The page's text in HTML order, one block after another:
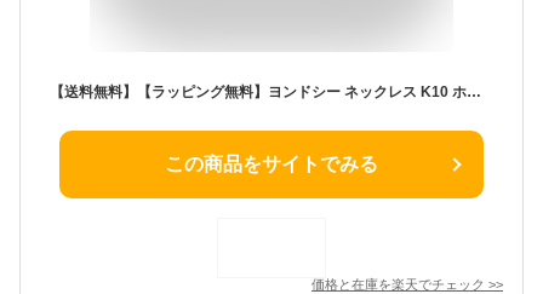
【送料無料】【ラッピング無料】ヨンドシー ネックレス K10 ホワイトゴールド 4℃ レディース ブランド 正規品 新品 ギフト プレゼント 人気 おすすめ
この商品をサイトでみる
価格と在庫を楽天でチェック >>